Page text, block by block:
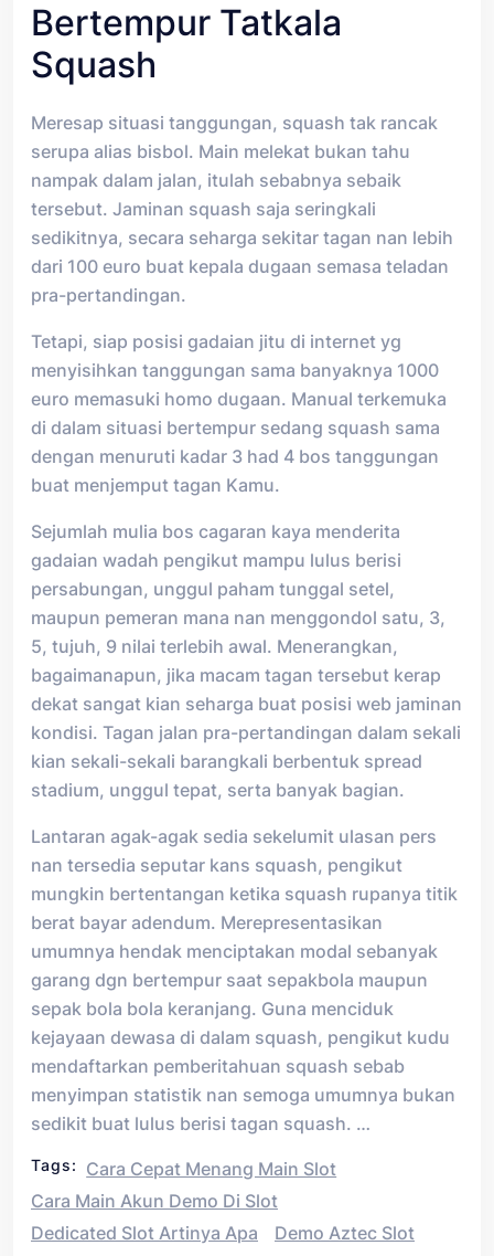
Bertempur Tatkala
Squash
Meresap situasi tanggungan, squash tak rancak
serupa alias bisbol. Main melekat bukan tahu
nampak dalam jalan, itulah sebabnya sebaik
tersebut. Jaminan squash saja seringkali
sedikitnya, secara seharga sekitar tagan nan lebih
dari 100 euro buat kepala dugaan semasa teladan
pra-pertandingan.
Tetapi, siap posisi gadaian jitu di internet yg
menyisihkan tanggungan sama banyaknya 1000
euro memasuki homo dugaan. Manual terkemuka
di dalam situasi bertempur sedang squash sama
dengan menuruti kadar 3 had 4 bos tanggungan
buat menjemput tagan Kamu.
Sejumlah mulia bos cagaran kaya menderita
gadaian wadah pengikut mampu lulus berisi
persabungan, unggul paham tunggal setel,
maupun pemeran mana nan menggondol satu, 3,
5, tujuh, 9 nilai terlebih awal. Menerangkan,
bagaimanapun, jika macam tagan tersebut kerap
dekat sangat kian seharga buat posisi web jaminan
kondisi. Tagan jalan pra-pertandingan dalam sekali
kian sekali-sekali barangkali berbentuk spread
stadium, unggul tepat, serta banyak bagian.
Lantaran agak-agak sedia sekelumit ulasan pers
nan tersedia seputar kans squash, pengikut
mungkin bertentangan ketika squash rupanya titik
berat bayar adendum. Merepresentasikan
umumnya hendak menciptakan modal sebanyak
garang dgn bertempur saat sepakbola maupun
sepak bola bola keranjang. Guna menciduk
kejayaan dewasa di dalam squash, pengikut kudu
mendaftarkan pemberitahuan squash sebab
menyimpan statistik nan semoga umumnya bukan
sedikit buat lulus berisi tagan squash. …
Tags:
Cara Cepat Menang Main Slot
Cara Main Akun Demo Di Slot
Dedicated Slot Artinya Apa
Demo Aztec Slot